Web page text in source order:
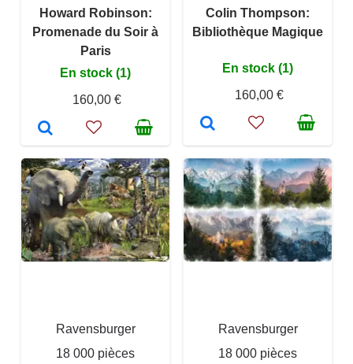
Howard Robinson:
Promenade du Soir à
Paris
En stock (1)
160,00 €
Colin Thompson:
Bibliothèque Magique
En stock (1)
160,00 €
Ravensburger
18 000 pièces
Ravensburger
18 000 pièces